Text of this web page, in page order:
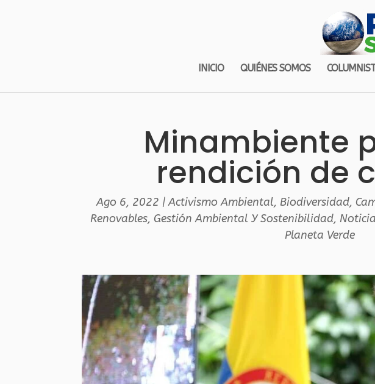
INICIO QUIÉNES SOMOS
Minambiente
rendición de
Ago 6, 2022 |Activismo Ambiental, Biodiversidad,
Renovables, Gestión Ambiental Y Sostenibilidad,
Planeta Verde